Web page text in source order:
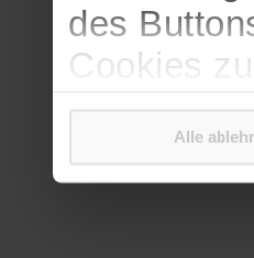
des
Cookies
bestätigen.
Weitere
Alle